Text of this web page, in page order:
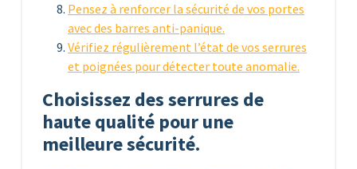
Pensez à renforcer la sécurité de vos portes
avec des barres anti-panique.
Vérifiez régulièrement l’état de vos serrures
et poignées pour détecter toute anomalie.
Choisissez des serrures de
haute qualité pour une
meilleure sécurité.